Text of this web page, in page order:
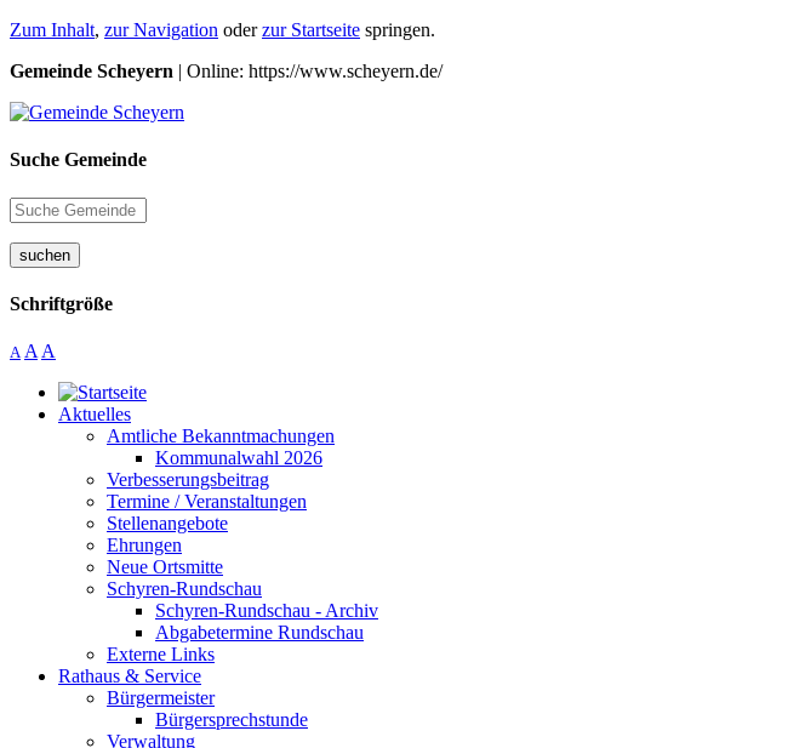
Zum Inhalt, zur Navigation oderzur Startseite springen.
Gemeinde Scheyern | Online: https://www.scheyern.de/
Suche Gemeinde
suchen
Schriftgröße
A A A
Aktuelles
Amtliche Bekanntmachungen
Kommunalwahl 2026
Verbesserungsbeitrag
Termine / Veranstaltungen
Stellenangebote
Ehrungen
Neue Ortsmitte
Schyren-Rundschau
Schyren-Rundschau - Archiv
Abgabetermine Rundschau
Externe Links
Rathaus & Service
Bürgermeister
Bürgersprechstunde
Verwaltung